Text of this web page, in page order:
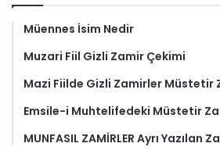
Müennes İsim Nedir
Muzari Fiil Gizli Zamir Çekimi
Mazi Fiilde Gizli Zamirler Müstetir
Emsile-i Muhtelifedeki Müstetir
MUNFASIL ZAMİRLER Ayrı Yazılan